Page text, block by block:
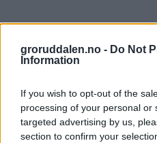
groruddalen.no - Do Not
Information
If you wish to opt-out of the
processing of your personal or
targeted advertising by us,
section to confirm your